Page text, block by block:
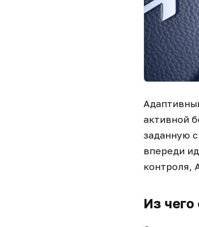
активной
заданную
впереди
контроля,
Из чего